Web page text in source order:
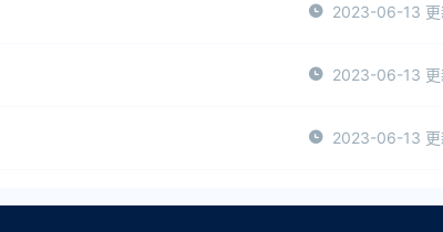
2023-06-13 更
2023-06-13 更
2023-06-13 更